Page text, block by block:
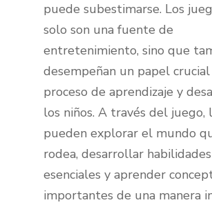
puede subestimarse. Los
solo son una fuente de
entretenimiento, sino que
desempeñan un papel
proceso de aprendizaje y
los niños. A través del juego,
pueden explorar el mundo
rodea, desarrollar habilidades
esenciales y aprender
importantes de una manera